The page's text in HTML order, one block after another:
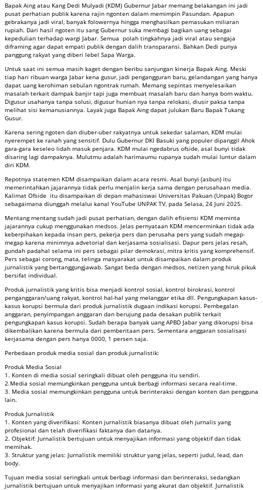
Bapak Aing atau Kang Dedi Mulyadi (KDM) Gubernur Jabar memang belakangan ini jadi
pusat perhatian publik karena rajin ngonten dalam memimpin Pasundan. Apapun
gebrakanya jadi viral, banyak folowernya hingga menghasilkan pemasukan miliaran
rupiah. Dari hasil ngoten itu sang Gubernur suka membagi bagikan uang sebagai
kepedulian terhadap wargi Jabar. Semua polah tingkahnya jadi viral atau sengaja
diframing agar dapat empati publik dengan dalih transparansi. Bahkan Dedi punya
panggung rakyat yang diberi lebel Sapa Warga.
Untuk saat ini semua masih kaget dengan beribu sanjungan kinerja Bapak Aing. Meski
tiap hari ribuan warga Jabar kena gusur, jadi pengangguran baru, gelandangan yang hanya
dapat uang kerohiman sebulan ngontrak rumah. Memang sepintas menyelesaikan
masalah terkait dampak banjir tapi juga membuat masalah baru dan hanya bom waktu.
Digusur usahanya tanpa solusi, digusur hunian nya tanpa relokasi, diusir paksa tanpa
melihat sisi kemanusiannya. Layak juga Bapak Aing dapat julukan Baru Bapak Tukang
Gusur.
Karena sering ngoten dan diuber-uber rakyatnya untuk sekedar salaman, KDM mulai
nyerempet ke ranah yang sensitif. Dulu Gubernur DKI Basuki yang populer dipanggil Ahok
gara-gara keseleo lidah masuk penjara. KDM mulai ngedabrus ofside, asal bunyi tidak
disaring lagi dampaknya. Mulutmu adalah harimaumu rupanya sudah mulai luntur dalam
diri KDM.
Repotnya statemen KDM disampaikan dalam acara resmi. Asal bunyi (asbun) itu
memerintahkan jajarannya tidak perlu menjalin kerja sama dengan perusahaan media.
Kalimat Ofside itu disampaikan di depan mahasiswai Universitas Pakuan (Unpak) Bogor
sebagaimana diunggah melalui kanal YouTube UNPAK TV, pada Selasa, 24 Juni 2025.
Mentang mentang sudah jadi pusat perhatian, dengan dalih efisiensi KDM meminta
jajarannya cukup menggunakan medsos. Jelas pernyataan KDM mencerminkan tidak ada
keberpihakan kepada insan pers, pekerja pers dan perusaha pers yang sudah megap-
megap karena minimnya advetorial dan kerjasama sosialisasi. Dapur pers jelas resah,
gundah padahal selama ini pers sebagai pilar demokrasi, mitra kritis yang komprehensif.
Pers sebagai corong, mata, telinga masyarakat untuk disampaikan dalam produk
jurnalistik yang bertanggungjawab. Sangat beda dengan medsos, netizen yang hiruk pikuk
bersifat individual.
Produk jurnalistik yang kritis bisa menjadi kontrol sosial, kontrol birokrasi, kontrol
penganggaran/uang rakyat, kontrol hal-hal yang melanggar etika dll. Pengungkapan kasus-
kasus korupsi bermula dari produk jurnalistik dugaan indikasi korupsi. Pembegalan
anggaran, penyimpangan anggaran dan berujung pada desakan publik terkait
pengungkapan kasus korupsi. Sudah berapa banyak uang APBD Jabar yang dikorupsi bisa
dikembalikan karena bermula dari pemberitaan pers. Sementara anggaran sosialisasi
kerjasama dengan pers hanya 0000, 1 persen saja.
Perbedaan produk media sosial dan produk jurnalistik:
Produk Media Sosial
1. Konten di media sosial seringkali dibuat oleh pengguna itu sendiri.
2.Media sosial memungkinkan pengguna untuk berbagi informasi secara real-time.
3. Media sosial memungkinkan pengguna untuk berinteraksi dengan konten dan pengguna
lain.
Produk Jurnalistik
1. Konten yang diverifikasi: Konten jurnalistik biasanya dibuat oleh jurnalis yang
profesional dan telah diverifikasi faktanya dan datanya.
2. Objektif: Jurnalistik bertujuan untuk menyajikan informasi yang objektif dan tidak
memihak.
3. Struktur yang jelas: Jurnalistik memiliki struktur yang jelas, seperti judul, lead, dan
body.
Tujuan media sosial seringkali untuk berbagi informasi dan berinteraksi, sedangkan
jurnalistik bertujuan untuk menyajikan informasi yang akurat dan objektif. Jurnalistik